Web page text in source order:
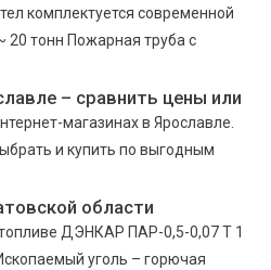
комплектуется современной
20 тонн Пожарная труба с
– сравнить цены или
магазинах в Ярославле.
и купить по выгодным
области
ДЭНКАР ПАР-0,5-0,07 Т 1
уголь – горючая